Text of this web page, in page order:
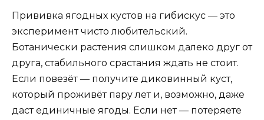
Прививка ягодных кустов на гибискус — это
эксперимент чисто любительский.
Ботанически растения слишком далеко друг от
друга, стабильного срастания ждать не стоит.
Если повезёт — получите диковинный куст,
который проживёт пару лет и, возможно, даже
даст единичные ягоды. Если нет — потеряете